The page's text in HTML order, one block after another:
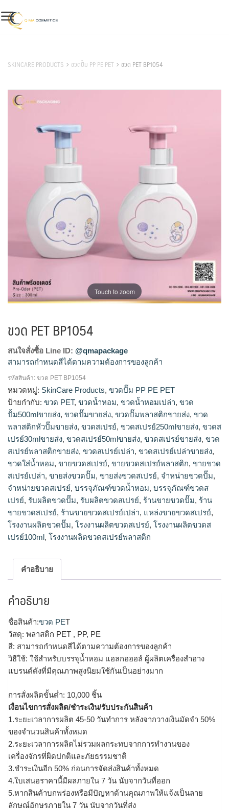
to
content
SKINCARE PRODUCTS ขวดปั๊ม PP PE PET ขวด PET BP1054
Touch to zoom
ขวด PET BP1054
สนใจสั่งซื้อ Line ID: @qmapackage
สามารถกำหนดสีได้ตามความต้องการของลูกค้า
โรงงานผลิตขวดสเปรย์,รับผลิตขวดสเปรย์,ขายส่งขวดสเปรย์,จำ
หน่ายขวดสเปรย์,ขายขวดสเปรย์,ร้านขายขวดสเปรย์,ขวดสเปรย์
ขายส่ง,ขวดสเปรย์30mlขายส่ง,ขวดสเปรย์พลาสติกขายส่ง,ขวดส
เปรย์250mlขายส่ง,ขวดสเปรย์50mlขายส่ง,โรงงานผลิตขวดสเปรย์
พลาสติก,ขายขวดสเปรย์พลาสติก,ร้านขายขวดสเปรย์เปล่า,ขาย
ขวดสเปรย์เปล่า,โรงงานผลิตขวดสเปรย์100ml,ขวดสเปรย์เปล่า
ขายส่ง,dbaleขวดสเปรย์,แหล่งขายขวดสเปรย์,โรงงานผลิตขวด
ปั๊ม,จำหน่ายขวดปั๊ม,ขายส่งขวดปั๊ม,รับผลิตขวดปั๊ม,ขวดปั๊ม
ขายส่ง,ขวดปั๊มพลาสติกขายส่ง,ขวดปั้ม500mlขายส่ง,ร้านขายขวด
ปั๊ม,ขวดพลาสติกหัวปั๊มขายส่ง,plasticparkบรรจุภัณฑ์
รหัสสินค้า: ขวด PET BP1054
หมวดหมู่: SkinCare Products, ขวดปั๊ม PP PE PET
ป้ายกำกับ: ขวด PET, ขวดน้ำหอม, ขวดน้ำหอมเปล่า, ขวด
ปั้ม500mlขายส่ง, ขวดปั๊มขายส่ง, ขวดปั๊มพลาสติกขายส่ง, ขวด
พลาสติกหัวปั๊มขายส่ง, ขวดสเปรย์, ขวดสเปรย์250mlขายส่ง, ขวดส
เปรย์30mlขายส่ง, ขวดสเปรย์50mlขายส่ง, ขวดสเปรย์ขายส่ง, ขวด
สเปรย์พลาสติกขายส่ง, ขวดสเปรย์เปล่า, ขวดสเปรย์เปล่าขายส่ง,
ขวดใส่น้ำหอม, ขายขวดสเปรย์, ขายขวดสเปรย์พลาสติก, ขายขวด
สเปรย์เปล่า, ขายส่งขวดปั๊ม, ขายส่งขวดสเปรย์, จำหน่ายขวดปั๊ม,
จำหน่ายขวดสเปรย์, บรรจุภัณฑ์ขวดน้ำหอม, บรรจุภัณฑ์ขวดส
เปรย์, รับผลิตขวดปั๊ม, รับผลิตขวดสเปรย์, ร้านขายขวดปั๊ม, ร้าน
ขายขวดสเปรย์, ร้านขายขวดสเปรย์เปล่า, แหล่งขายขวดสเปรย์,
โรงงานผลิตขวดปั๊ม, โรงงานผลิตขวดสเปรย์, โรงงานผลิตขวดส
เปรย์100ml, โรงงานผลิตขวดสเปรย์พลาสติก
คำอธิบาย
คำอธิบาย
ชื่อสินค้า:ขวด PET
วัสดุ: พลาสติก PET , PP, PE
สี: สามารถกำหนดสีได้ตามความต้องการของลูกค้า
วิธีใช้: ใช้สำหรับบรรจุน้ำหอม แอลกอฮอล์ ผู้ผลิตเครื่องสำอาง
แบรนด์ดังที่มีคุณภาพสูงนิยมใช้กันเป็นอย่างมาก
การสั่งผลิตขั้นต่ำ: 10,000 ชิ้น
เงื่อนไขการสั่งผลิต/ชำระเงิน/รับประกันสินค้า
1.ระยะเวลาการผลิต 45-50 วันทำการ หลังจากวางเงินมัดจำ 50%
ของจำนวนสินค้าทั้งหมด
2.ระยะเวลาการผลิตไม่รวมผลกระทบจากการทำงานของ
เครื่องจักรที่ผิดปกติและภัยธรรมชาติ
3.ชำระเงินอีก 50% ก่อนการจัดส่งสินค้าทั้งหมด
4.ใบเสนอราคานี้มีผลภายใน 7 วัน นับจากวันที่ออก
5.หากสินค้าบกพร่องหรือมีปัญหาด้านคุณภาพให้แจ้งเป็นลาย
ลักษณ์อักษรภายใน 7 วัน นับจากวันที่ส่ง